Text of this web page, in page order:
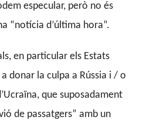
especular, però no és
“notícia d’última hora”.
en particular els Estats
donar la culpa a Rússia i / o
que suposadament
de passatgers” amb un